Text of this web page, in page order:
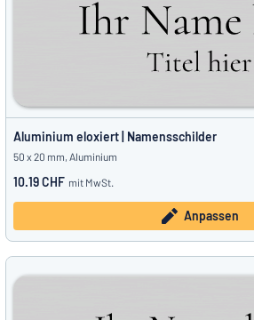
Aluminium eloxiert | Namensschilder
50 x 20 mm, Aluminium
10.19 CHF mit MwSt.
Anpassen